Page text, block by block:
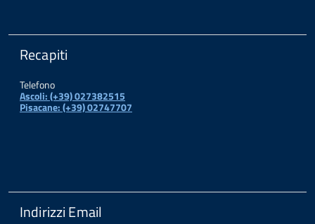
Recapiti
Telefono
Ascoli: (+39) 027382515
Pisacane: (+39) 02747707
Indirizzi Email